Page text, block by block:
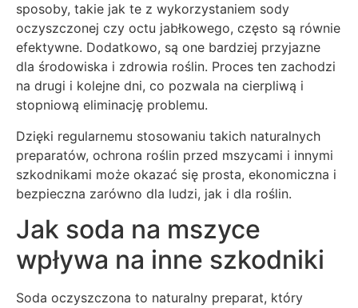
sposoby, takie jak te z wykorzystaniem sody
oczyszczonej czy octu jabłkowego, często są równie
efektywne. Dodatkowo, są one bardziej przyjazne
dla środowiska i zdrowia roślin. Proces ten zachodzi
na drugi i kolejne dni, co pozwala na cierpliwą i
stopniową eliminację problemu.
Dzięki regularnemu stosowaniu takich naturalnych
preparatów, ochrona roślin przed mszycami i innymi
szkodnikami może okazać się prosta, ekonomiczna i
bezpieczna zarówno dla ludzi, jak i dla roślin.
Jak soda na mszyce
wpływa na inne szkodniki
Soda oczyszczona to naturalny preparat, który